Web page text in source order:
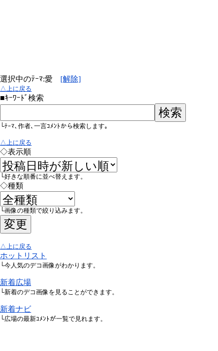
選択中のﾃｰﾏ:愛 [解除]
△上に戻る
■ｷｰﾜｰﾄﾞ検索
└ﾃｰﾏ､作者､一言ｺﾒﾝﾄから検索します｡
△上に戻る
◇表示順
└好きな順番に並べ替えます。
◇種類
└画像の種類で絞り込みます。
△上に戻る
ホットリスト
└今人気のデコ画像がわかります。
新着広場
└新着のデコ画像を見ることができます。
新着ナビ
└広場の最新ｺﾒﾝﾄが一覧で見れます。